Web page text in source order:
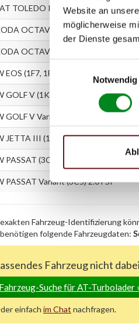
Website an
möglicherweise
der Dienste
Einwilligungsauswahl
Notwendig
TOLEDO III (5P2) 2.0 TFSI
OCTAVIA (1Z3) 2.0 RS
OCTAVIA Combi (1Z5) 2.0 RS
EOS (1F7, 1F8) 2.0 TFSI
GOLF V (1K1) 2.0 GTI
GOLF V Variant (1K5) 2.0
JETTA III (1K2) 2.0 TFSI
PASSAT (3C2) 2.0 FSI
PASSAT Variant (3C5) 2.0 FSI
Fahrzeug-Identifizierung
folgende Fahrzeugdaten:
Fahrzeug nicht
Fahrzeug-Suche für AT-Turbolader
einfach im Chat nachfragen.